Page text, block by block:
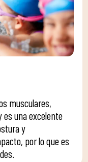
musculares,
es una excelente
y
por lo que es